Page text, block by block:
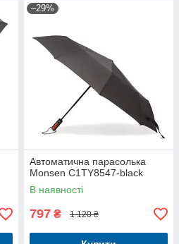
–29%
Автоматична парасолька
Monsen С1TY8547-black
В наявності
797 ₴ 1 120 ₴